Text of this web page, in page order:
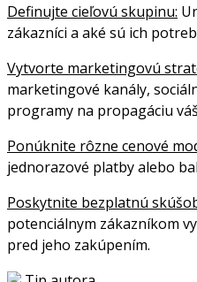
Definujte cieľovú skupinu:
zákazníci a aké sú ich
Vytvorte marketingovú
marketingové kanály,
programy na propagáciu
Ponúknite rôzne cenové
jednorazové platby alebo
Poskytnite bezplatnú
potenciálnym zákazníkom
pred jeho zakúpením.